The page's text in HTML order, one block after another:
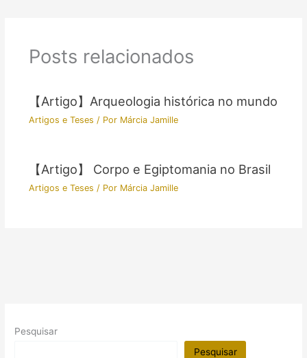
Posts relacionados
【Artigo】Arqueologia histórica no mundo
Artigos e Teses / Por Márcia Jamille
【Artigo】 Corpo e Egiptomania no Brasil
Artigos e Teses / Por Márcia Jamille
Pesquisar
Pesquisar